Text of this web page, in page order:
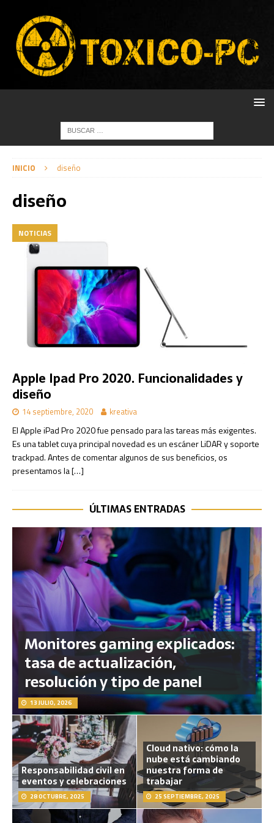
INICIO diseño
diseño
NOTICIAS
Apple Ipad Pro 2020. Funcionalidades y
diseño
14 septiembre, 2020 kreativa
El Apple iPad Pro 2020 fue pensado para las tareas más exigentes.
Es una tablet cuya principal novedad es un escáner LiDAR y soporte
trackpad. Antes de comentar algunos de sus beneficios, os
presentamos la[…]
ÚLTIMAS ENTRADAS
Monitores gaming explicados:
tasa de actualización,
resolución y tipo de panel
13 JULIO, 2026
Responsabilidad civil en
eventos y celebraciones
28 OCTUBRE, 2025
Cloud nativo: cómo la
nube está cambiando
nuestra forma de
trabajar
25 SEPTIEMBRE, 2025